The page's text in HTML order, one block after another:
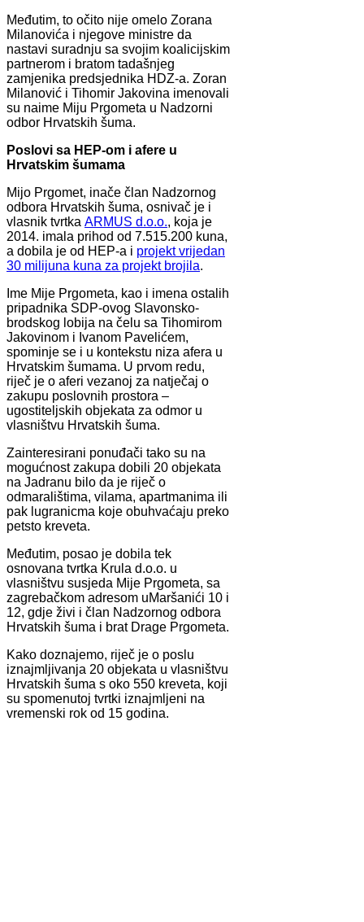
Međutim, to očito nije omelo Zorana
Milanovića i njegove ministre da
nastavi suradnju sa svojim koalicijskim
partnerom i bratom tadašnjeg
zamjenika predsjednika HDZ-a. Zoran
Milanović i Tihomir Jakovina imenovali
su naime Miju Prgometa u Nadzorni
odbor Hrvatskih šuma.
Poslovi sa HEP-om i afere u
Hrvatskim šumama
Mijo Prgomet, inače član Nadzornog
odbora Hrvatskih šuma, osnivač je i
vlasnik tvrtka ARMUS d.o.o., koja je
2014. imala prihod od 7.515.200 kuna,
a dobila je od HEP-a i projekt vrijedan
30 milijuna kuna za projekt brojila.
Ime Mije Prgometa, kao i imena ostalih
pripadnika SDP-ovog Slavonsko-
brodskog lobija na čelu sa Tihomirom
Jakovinom i Ivanom Pavelićem,
spominje se i u kontekstu niza afera u
Hrvatskim šumama. U prvom redu,
riječ je o aferi vezanoj za natječaj o
zakupu poslovnih prostora –
ugostiteljskih objekata za odmor u
vlasništvu Hrvatskih šuma.
Zainteresirani ponuđači tako su na
mogućnost zakupa dobili 20 objekata
na Jadranu bilo da je riječ o
odmaralištima, vilama, apartmanima ili
pak lugranicma koje obuhvaćaju preko
petsto kreveta.
Međutim, posao je dobila tek
osnovana tvrtka Krula d.o.o. u
vlasništvu susjeda Mije Prgometa, sa
zagrebačkom adresom uMaršanići 10 i
12, gdje živi i član Nadzornog odbora
Hrvatskih šuma i brat Drage Prgometa.
Kako doznajemo, riječ je o poslu
iznajmljivanja 20 objekata u vlasništvu
Hrvatskih šuma s oko 550 kreveta, koji
su spomenutoj tvrtki iznajmljeni na
vremenski rok od 15 godina.